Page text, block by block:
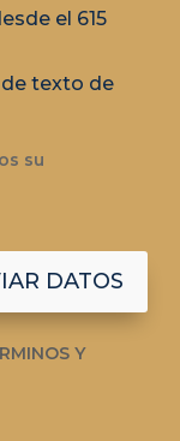
el 615
de texto de
su
DATOS
Y